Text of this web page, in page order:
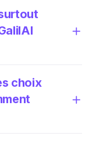
choix